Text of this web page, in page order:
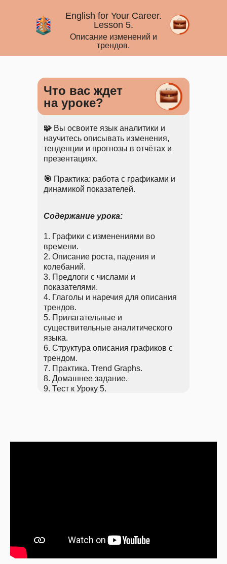
English for Your Career.
Lesson 5.
Описание изменений и
трендов.
Что вас ждет
на уроке?
🧩 Вы освоите язык аналитики и
научитесь описывать изменения,
тенденции и прогнозы в отчётах и
презентациях.
🎯 Практика: работа с графиками и
динамикой показателей.
Содержание урока:
1. Графики с изменениями во
времени.
2. Описание роста, падения и
колебаний.
3. Предлоги с числами и
показателями.
4. Глаголы и наречия для описания
трендов.
5. Прилагательные и
существительные аналитического
языка.
6. Структура описания графиков с
трендом.
7. Практика. Trend Graphs.
8. Домашнее задание.
9. Тест к Уроку 5.